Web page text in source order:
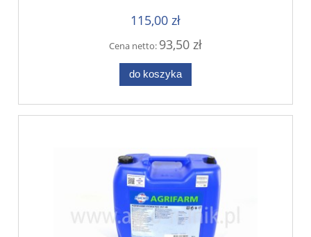
115,00 zł
Cena netto: 93,50 zł
do koszyka